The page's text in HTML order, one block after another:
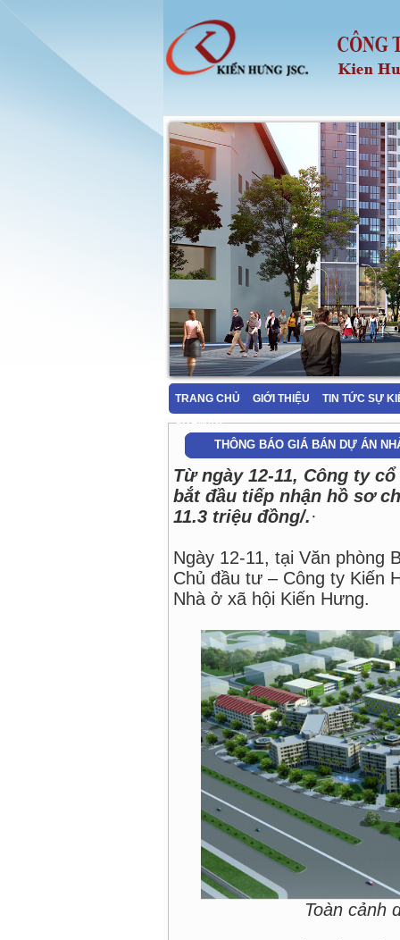
TRANG CHỦ GIỚI THIỆU
TIN TỨC SỰ
SITEMAP
THÔNG BÁO GIÁ BÁN DỰ ÁN
Từ ngày 12-11, Công ty
bắt đầu tiếp nhận hồ sơ
11.3 triệu đồng/.·
Ngày 12-11, tại Văn phòng
Chủ đầu tư – Công ty Kiến
Nhà ở xã hội Kiến Hưng.
Toàn cảnh